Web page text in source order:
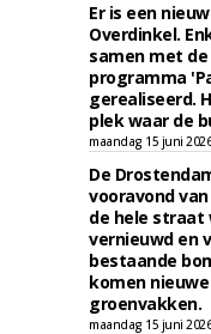
Er is een
Overdinkel.
samen met
programma
gerealiseerd.
plek waar de
maandag 15 juni 2026
De
vooravond
de hele
vernieuwd en
bestaande
komen
groenvakken.
maandag 15 juni 2026